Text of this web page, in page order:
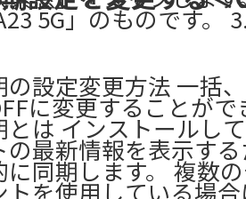
5G」のものです。
の設定変更方法 一括
に変更することがで
は インストールし
最新情報を表示す
同期します。 複数
を使用している場